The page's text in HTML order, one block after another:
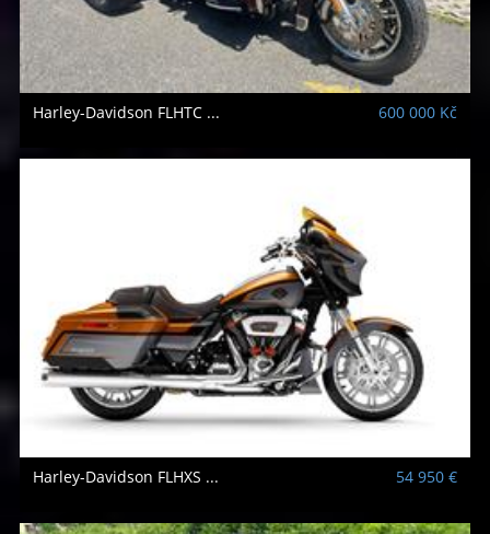
Harley-Davidson FLHTC ... 600 000 Kč
Harley-Davidson FLHXS ... 54 950 €